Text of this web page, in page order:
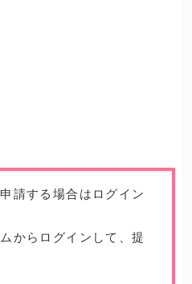
請する場合はログイン
からログインして、提